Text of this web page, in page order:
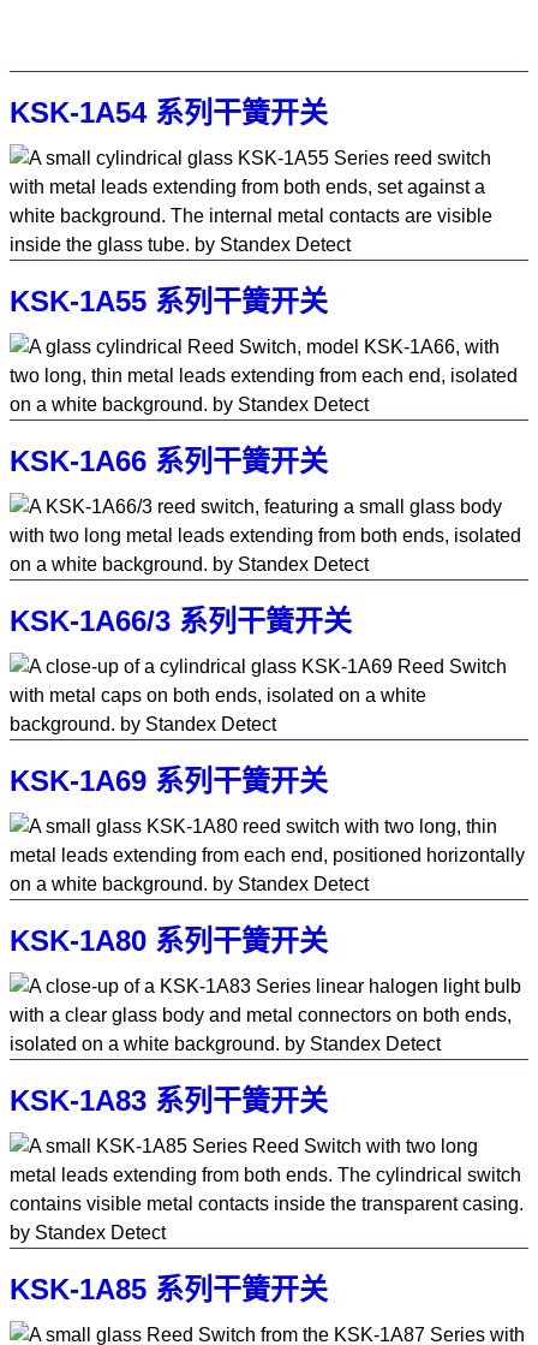
KSK-1A54 系列干簧开关
KSK-1A55 系列干簧开关
KSK-1A66 系列干簧开关
KSK-1A66/3 系列干簧开关
KSK-1A69 系列干簧开关
KSK-1A80 系列干簧开关
KSK-1A83 系列干簧开关
KSK-1A85 系列干簧开关